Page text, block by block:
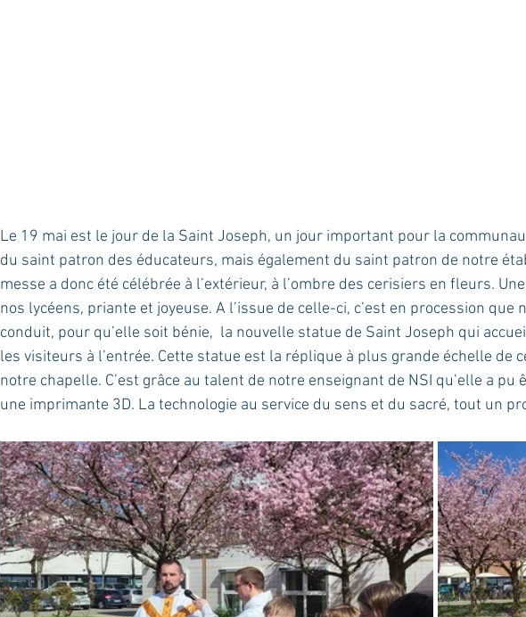
Le 19 mai est le jour de la Saint Joseph, un jour important pour la
du saint patron des éducateurs, mais également du saint patron de notre
messe a donc été célébrée à l’extérieur, à l’ombre des cerisiers en fleurs.
nos lycéens, priante et joyeuse. A l’issue de celle-ci, c’est en procession que
conduit, pour qu’elle soit bénie,  la nouvelle statue de Saint Joseph qui
les visiteurs à l’entrée. Cette statue est la réplique à plus grande échelle de
notre chapelle. C’est grâce au talent de notre enseignant de NSI qu’elle a pu
une imprimante 3D. La technologie au service du sens et du sacré, tout un